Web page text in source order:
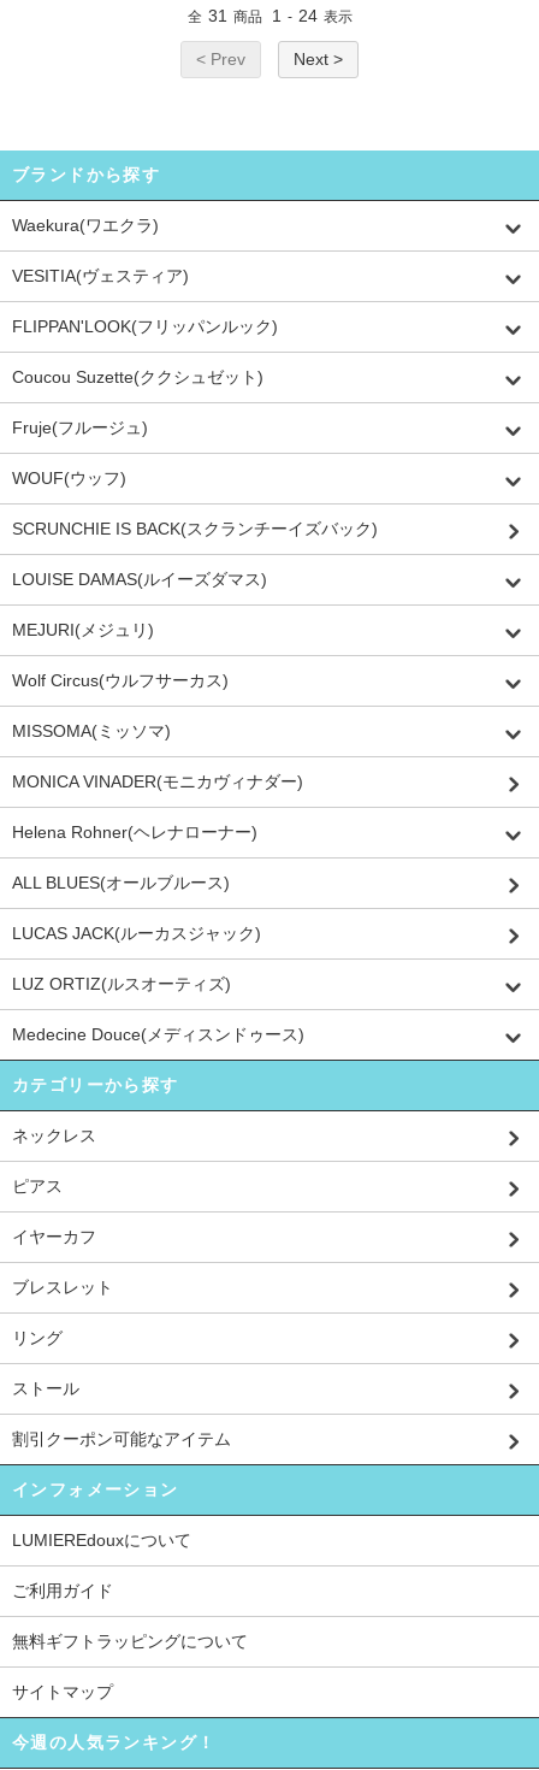
全 31 商品 1 - 24 表示
< Prev Next >
ブランドから探す
Waekura(ワエクラ)
VESITIA(ヴェスティア)
FLIPPAN'LOOK(フリッパンルック)
Coucou Suzette(ククシュゼット)
Fruje(フルージュ)
WOUF(ウッフ)
SCRUNCHIE IS BACK(スクランチーイズバック)
LOUISE DAMAS(ルイーズダマス)
MEJURI(メジュリ)
Wolf Circus(ウルフサーカス)
MISSOMA(ミッソマ)
MONICA VINADER(モニカヴィナダー)
Helena Rohner(ヘレナローナー)
ALL BLUES(オールブルース)
LUCAS JACK(ルーカスジャック)
LUZ ORTIZ(ルスオーティズ)
Medecine Douce(メディスンドゥース)
カテゴリーから探す
ネックレス
ピアス
イヤーカフ
ブレスレット
リング
ストール
割引クーポン可能なアイテム
インフォメーション
LUMIEREdouxについて
ご利用ガイド
無料ギフトラッピングについて
サイトマップ
今週の人気ランキング！